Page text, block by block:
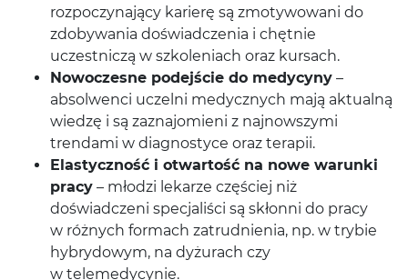
rozpoczynający karierę są zmotywowani do
zdobywania doświadczenia i chętnie
uczestniczą w szkoleniach oraz kursach.
Nowoczesne podejście do medycyny –
absolwenci uczelni medycznych mają aktualną
wiedzę i są zaznajomieni z najnowszymi
trendami w diagnostyce oraz terapii.
Elastyczność i otwartość na nowe warunki
pracy – młodzi lekarze częściej niż
doświadczeni specjaliści są skłonni do pracy
w różnych formach zatrudnienia, np. w trybie
hybrydowym, na dyżurach czy
w telemedycynie.